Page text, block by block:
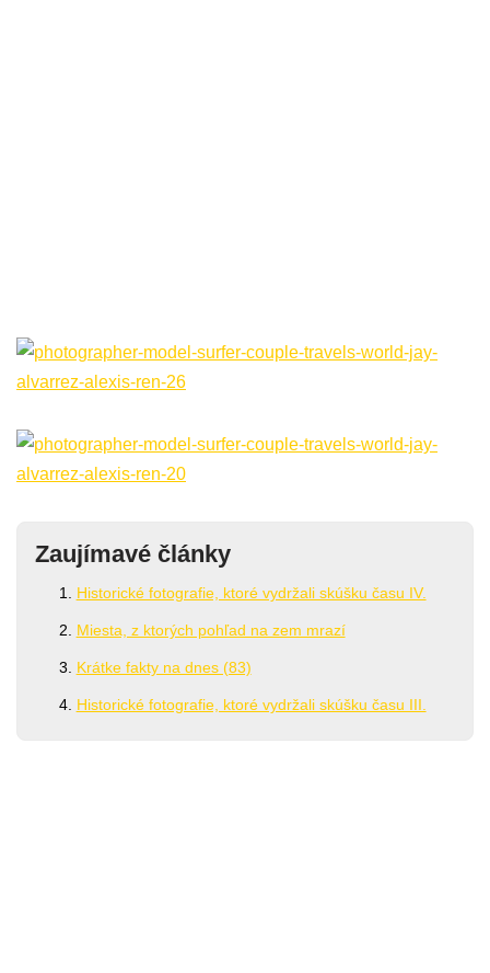
Zaujímavé články
Historické fotografie, ktoré vydržali skúšku času IV.
Miesta, z ktorých pohľad na zem mrazí
Krátke fakty na dnes (83)
Historické fotografie, ktoré vydržali skúšku času III.